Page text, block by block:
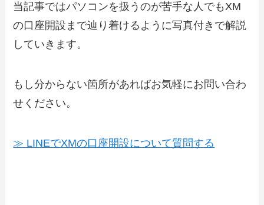
当記事ではパソコンを扱うのが苦手な人でもXM
の口座開設まで辿り着けるように写真付きで解説
していきます。
もし分からない箇所があればお気軽にお問い合わ
せください。
≫ LINEでXMの口座開設について質問する